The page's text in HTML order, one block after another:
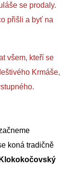
se prodaly.
přišli a byť na
všem, kteří se
Krmáše,
koná tradičně
Klokokočovský